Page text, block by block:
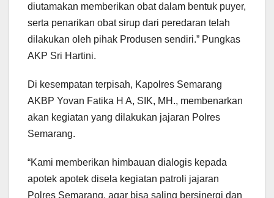
diutamakan memberikan obat dalam bentuk puyer,
serta penarikan obat sirup dari peredaran telah
dilakukan oleh pihak Produsen sendiri.” Pungkas
AKP Sri Hartini.
Di kesempatan terpisah, Kapolres Semarang
AKBP Yovan Fatika H A, SIK, MH., membenarkan
akan kegiatan yang dilakukan jajaran Polres
Semarang.
“Kami memberikan himbauan dialogis kepada
apotek apotek disela kegiatan patroli jajaran
Polres Semarang, agar bisa saling bersinergi dan